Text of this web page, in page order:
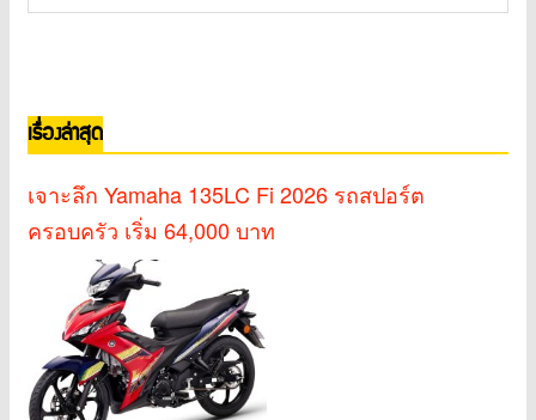
เรื่องล่าสุด
เจาะลึก Yamaha 135LC Fi 2026 รถสปอร์ต
ครอบครัว เริ่ม 64,000 บาท